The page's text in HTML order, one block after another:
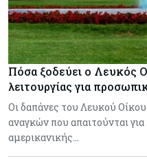
Πόσα ξοδεύει ο Λευκός
λειτουργίας για
Οι δαπάνες του Λευκού
αναγκών που απαιτούνται
αμερικανικής…